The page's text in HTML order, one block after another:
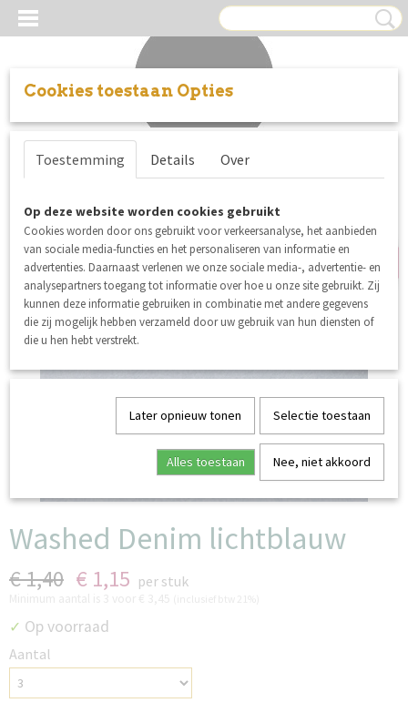
Inloggen Registreren
summer sale
Washed Denim lichtblauw
€ 1,40 € 1,15 per stuk
✓ Op voorraad
Aantal
Cookies toestaan Opties
Toestemming Details Over
Op deze website worden cookies gebruikt
Cookies worden door ons gebruikt voor verkeersanalyse, het aanbieden
van sociale media-functies en het personaliseren van informatie en
advertenties. Daarnaast verlenen we onze sociale media-, advertentie- en
analysepartners toegang tot informatie over hoe u onze site gebruikt. Zij
kunnen deze informatie gebruiken in combinatie met andere gegevens
die zij mogelijk hebben verzameld door uw gebruik van hun diensten of
die u hen hebt verstrekt.
Later opnieuw tonen Selectie toestaan
Alles toestaan Nee, niet akkoord